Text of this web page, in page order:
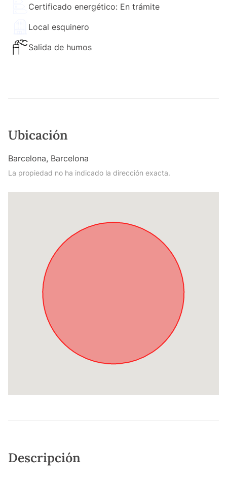
Certificado energético: En trámite
Local esquinero
Salida de humos
Ubicación
Barcelona, Barcelona
La propiedad no ha indicado la dirección exacta.
Descripción